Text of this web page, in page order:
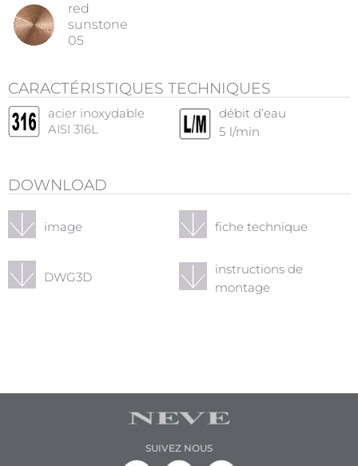
red
sunstone
05
CARACTÉRISTIQUES TECHNIQUES
acier inoxydable
AISI 316L
débit d’eau
5 l/min
DOWNLOAD
image fiche technique
DWG3D
instructions de
montage
SUIVEZ NOUS